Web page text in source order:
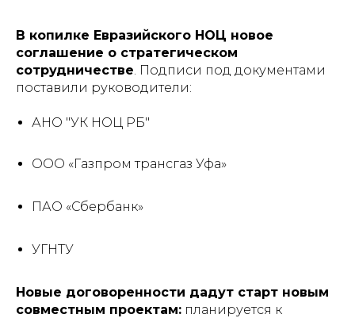
В копилке Евразийского НОЦ новое
соглашение о стратегическом
сотрудничестве. Подписи под документами
поставили руководители:
АНО "УК НОЦ РБ"
ООО «Газпром трансгаз Уфа»
ПАО «Сбербанк»
УГНТУ
Новые договоренности дадут старт новым
совместным проектам: планируется к